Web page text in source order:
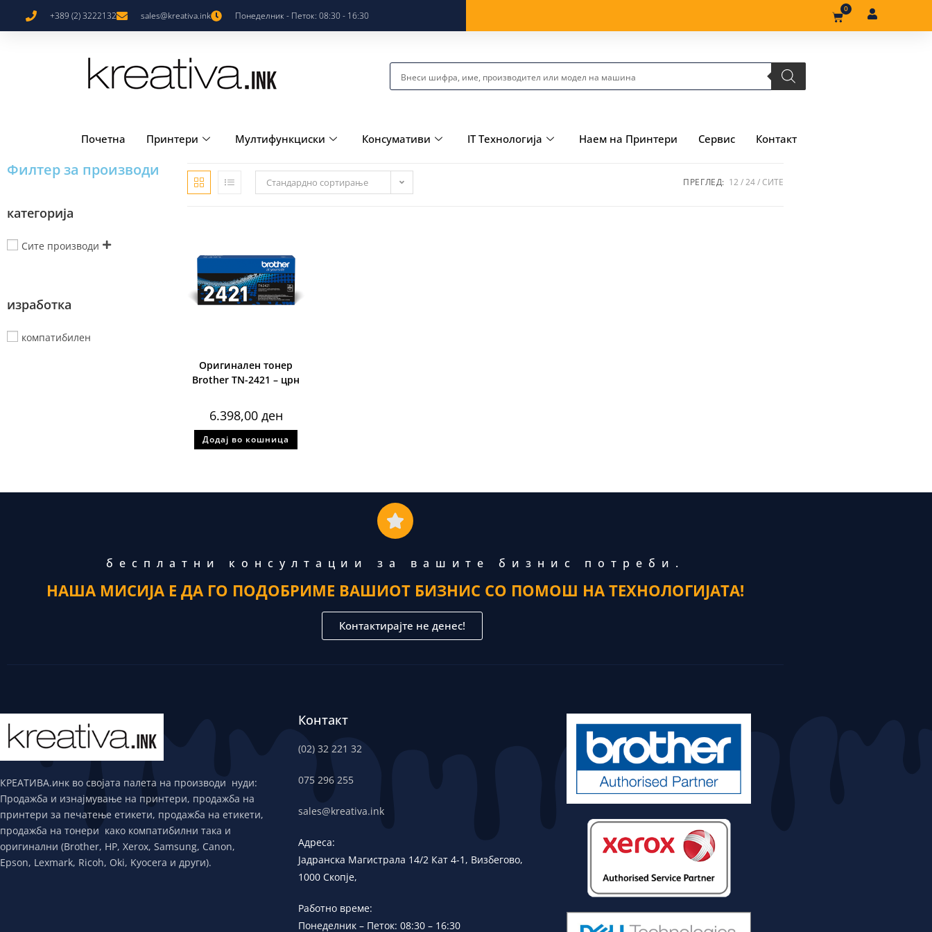
+389 (2) 3222132 sales@kreativa.ink Понеделник - Петок: 08:30 - 16:30
0
Почетна Принтери Мултифункциски Консумативи IT Технологија Наем на Принтери Сервис Контакт
Филтер за производи
категорија
Сите производи
изработка
компатибилен
Стандардно сортирање ПРЕГЛЕД: 12 24 СИТЕ
Оригинален тонер
Brother TN-2421 – црн
6.398,00 ден
Додај во кошница
бесплатни консултации за вашите бизнис потреби.
НАША МИСИЈА Е ДА ГО ПОДОБРИМЕ ВАШИОТ БИЗНИС СО ПОМОШ НА ТЕХНОЛОГИЈАТА!
Контактирајте не денес!
КРЕАТИВА.инк во својата палета на производи нуди:
Продажба и изнајмување на принтери, продажба на
принтери за печатење етикети, продажба на етикети,
продажба на тонери како компатибилни така и
оригинални (Brother, HP, Xerox, Samsung, Canon,
Epson, Lexmark, Ricoh, Oki, Kyocera и други).
Контакт
(02) 32 221 32
075 296 255
sales@kreativa.ink
Адреса:
Јадранска Магистрала 14/2 Кат 4-1, Визбегово,
1000 Скопје,
Работно време:
Понеделник – Петок: 08:30 – 16:30